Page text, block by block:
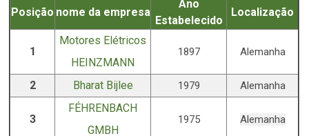
Posição nome da empresa
Ano
Estabelecido
Localização
1
Motores Elétricos
HEINZMANN
1897 Alemanha
2 Bharat Bijlee 1979 Alemanha
3
FÉHRENBACH
GMBH
1975 Alemanha